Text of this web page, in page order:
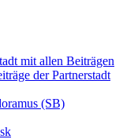
mit allen Beiträgen
der Partnerstadt
(SB)